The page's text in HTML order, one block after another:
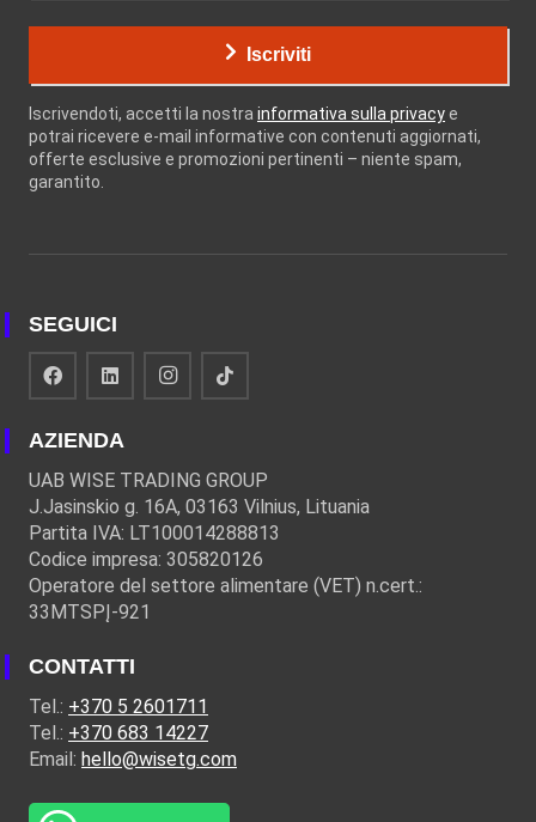
Iscriviti
Iscrivendoti, accetti la nostrainformativa sulla privacye
potrai ricevere e-mail informative con contenuti aggiornati,
offerte esclusive e promozioni pertinenti – niente spam,
garantito.
SEGUICI
AZIENDA
UAB WISE TRADING GROUP
J.Jasinskio g. 16A, 03163 Vilnius, Lituania
Partita IVA: LT100014288813
Codice impresa: 305820126
Operatore del settore alimentare (VET) n.cert.:
33MTSPĮ-921
CONTATTI
Tel.: +370 5 2601711
Tel.: +370 683 14227
Email: hello@wisetg.com